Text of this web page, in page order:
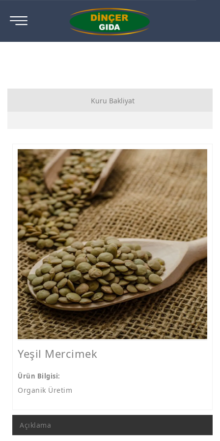
Kuru Bakliyat
Yeşil Mercimek
Ürün Bilgisi:
Organik Üretim
Açıklama